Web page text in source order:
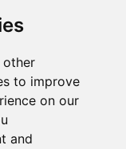
other
to improve
on our
and